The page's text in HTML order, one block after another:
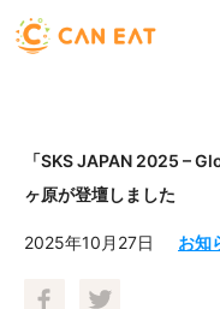
「SKS JAPAN 2025 –
ヶ原が登壇しました
2025年10月27日 お知